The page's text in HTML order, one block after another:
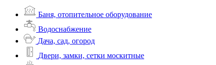
Баня, отопительное оборудование
Водоснабжение
Дача, сад, огород
Двери, замки, сетки москитные